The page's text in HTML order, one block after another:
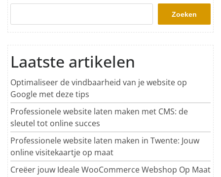
Zoeken
Laatste artikelen
Optimaliseer de vindbaarheid van je website op
Google met deze tips
Professionele website laten maken met CMS: de
sleutel tot online succes
Professionele website laten maken in Twente: Jouw
online visitekaartje op maat
Creëer jouw Ideale WooCommerce Webshop Op Maat